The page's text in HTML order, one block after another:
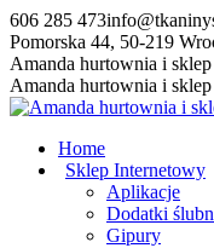
Przewiń
do
zawartości
606 285 473
Pomorska 44, 50-219
Facebook
page
opens
new
window
Amanda hurtownia i
Amanda hurtownia i
Home
Sklep Internetowy
Aplikacje
Dodatki
Gipury